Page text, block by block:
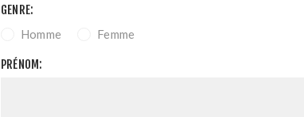
GENRE:
Homme Femme
PRÉNOM: